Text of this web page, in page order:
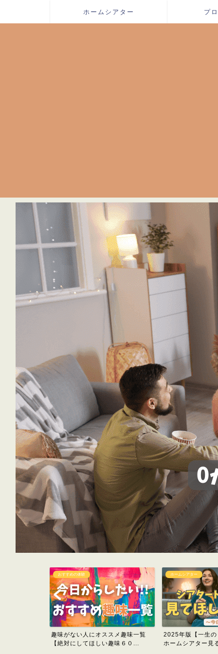
ホームシアター プ
おすすめの体験
趣味がない人にオススメ趣味一覧
【絶対にしてほしい趣味６０...
ホームシアター
2025年版【一生の
ホームシアター見